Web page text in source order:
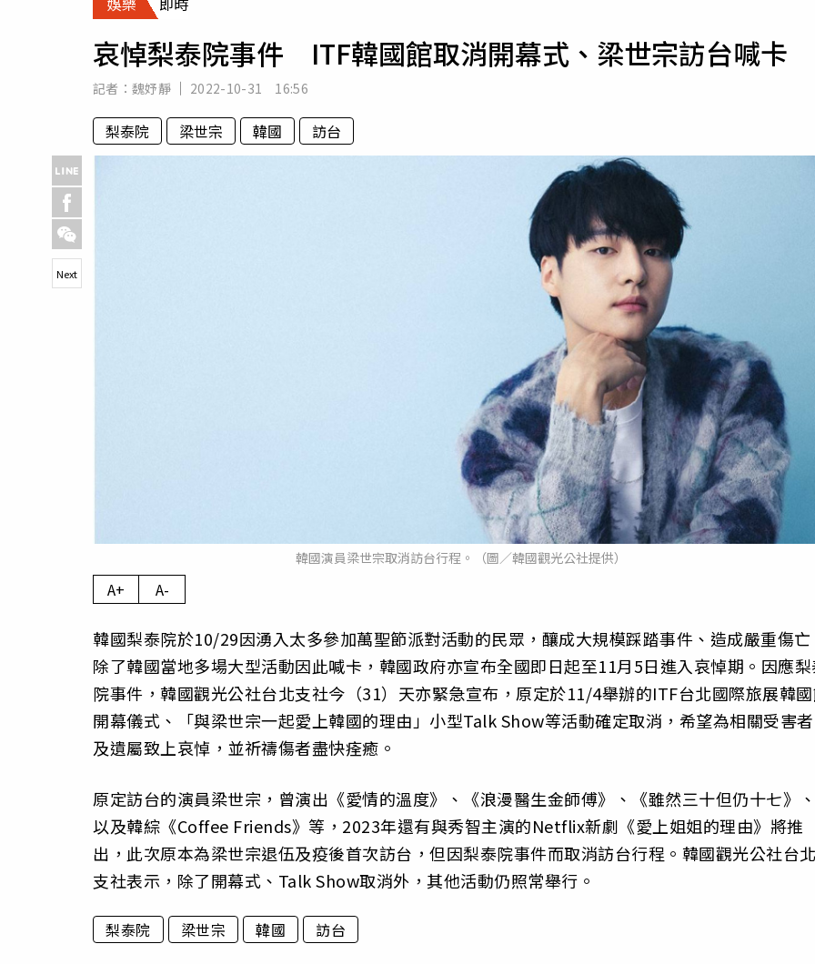
專欄
房產新勢力
運勢
哀悼梨泰院事件 ITF韓國館取消開幕式、梁世宗訪台喊卡
記者： 魏妤靜 2022-10-31 16:56
梨泰院 梁世宗 韓國 訪台
韓國演員梁世宗取消訪台行程。（圖／韓國觀光公社提供）
Next
A+ A-
韓國梨泰院於10/29因湧入太多參加萬聖節派對活動的民眾，釀成大規模踩踏事件、造成嚴重傷
除了韓國當地多場大型活動因此喊卡，韓國政府亦宣布全國即日起至11月5日進入哀悼期。因應
院事件，韓國觀光公社台北支社今（31）天亦緊急宣布，原定於11/4舉辦的ITF台北國際旅展韓
開幕儀式、「與梁世宗一起愛上韓國的理由」小型Talk Show等活動確定取消，希望為相關受害者
及遺屬致上哀悼，並祈禱傷者盡快痊癒。
原定訪台的演員梁世宗，曾演出《愛情的溫度》、《浪漫醫生金師傅》、《雖然三十但仍十七》
以及韓綜《Coffee Friends》等，2023年還有與秀智主演的Netflix新劇《愛上姐姐的理由》將推
出，此次原本為梁世宗退伍及疫後首次訪台，但因梨泰院事件而取消訪台行程。韓國觀光公社台
支社表示，除了開幕式、Talk Show取消外，其他活動仍照常舉行。
梨泰院 梁世宗 韓國 訪台